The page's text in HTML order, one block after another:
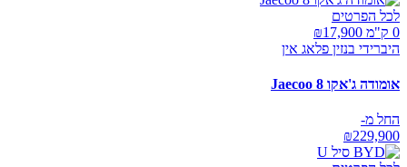
לכל הפרטים
0 ק"מ ₪
17,900
היברידי בנזין פלאג אין
אומודה ג'אקו Jaecoo 8
החל מ-
₪229,900